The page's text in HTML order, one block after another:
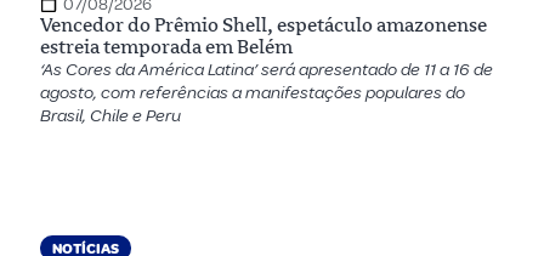
Vencedor do Prêmio Shell, espetáculo amazonense
estreia temporada em Belém
‘As Cores da América Latina’ será apresentado de 11 a 16 de
agosto, com referências a manifestações populares do
Brasil, Chile e Peru
NOTÍCIAS